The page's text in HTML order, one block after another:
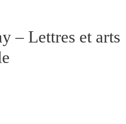
– Lettres et arts